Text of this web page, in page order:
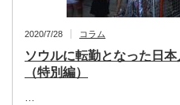
2020/7/28 コラム
ソウルに転勤となった日
（特別編）
…